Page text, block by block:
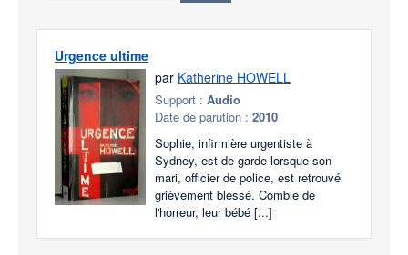
Urgence ultime
par Katherine HOWELL
Support : Audio
Date de parution : 2010
Sophie, infirmière urgentiste à
Sydney, est de garde lorsque son
mari, officier de police, est retrouvé
grièvement blessé. Comble de
l'horreur, leur bébé [...]